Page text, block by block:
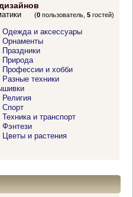
(0 пользователь,5 гостей)
Одежда и аксессуары
Орнаменты
Праздники
Природа
Профессии и хобби
Разные техники
Религия
Спорт
Техника и транспорт
Фэнтези
Цветы и растения